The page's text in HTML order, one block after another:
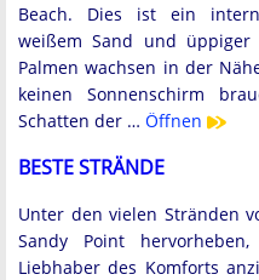
Beach. Dies ist ein
weißem Sand und üppiger
Palmen wachsen in der
keinen Sonnenschirm
Schatten der … Öffnen
BESTE STRÄNDE
Unter den vielen Stränden
Sandy Point
Liebhaber des Komforts